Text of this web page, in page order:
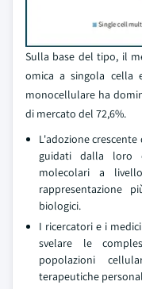
Sulla base del tipo, il
omica a singola cella
monocellulare ha
di mercato del 72,6%.
L'adozione crescente
guidati dalla loro
molecolari a
rappresentazione
biologici.
I ricercatori e i
svelare le
popolazioni
terapeutiche